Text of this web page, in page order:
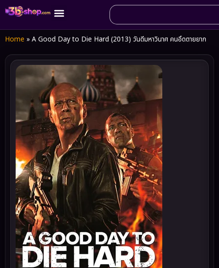
Home » A Good Day to Die Hard (2013) วันดีมหาวินาศ คนอึดตายยาก